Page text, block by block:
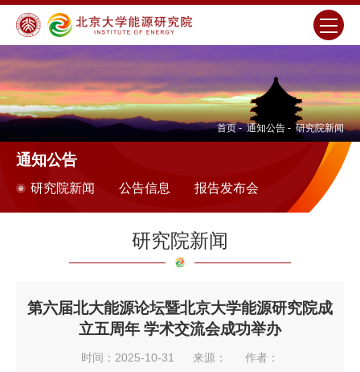
首页 - 通知公告 - 研究院新闻
通知公告
研究院新闻 公告信息 报告发布会
研究院新闻
第六届北大能源论坛暨北京大学能源研究院成
立五周年 学术交流会成功举办
时间：2025-10-31 来源： 作者：